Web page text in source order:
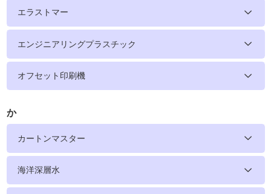
エラストマー
エンジニアリングプラスチック
オフセット印刷機
か
カートンマスター
海洋深層水